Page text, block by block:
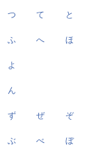
つ て と
ふ へ ほ
よ
ん
ず ぜ ぞ
ぶ べ ぼ